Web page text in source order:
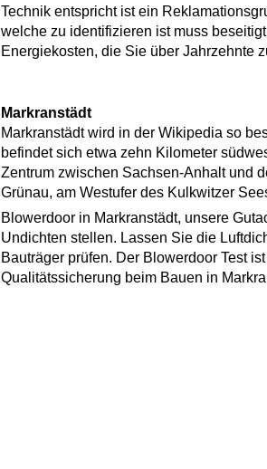
Technik entspricht ist ein
welche zu identifizieren ist muss
Energiekosten, die Sie über Jahrzehnte
Markranstädt
Markranstädt wird in der Wikipedia so
befindet sich etwa zehn Kilometer
Zentrum zwischen Sachsen-Anhalt und
Grünau, am Westufer des Kulkwitzer
Blowerdoor in Markranstädt, unsere
Undichten stellen. Lassen Sie die
Bauträger prüfen. Der Blowerdoor Test
Qualitätssicherung beim Bauen in